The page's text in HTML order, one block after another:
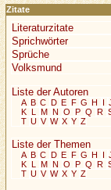
Zitate
Literaturzitate
Sprichwörter
Sprüche
Volksmund
Liste der Autoren
A B C D E F G H I
K L M N O P Q R
T U V W X Y Z
Liste der Themen
A B C D E F G H I
K L M N O P Q R
T U V W X Y Z